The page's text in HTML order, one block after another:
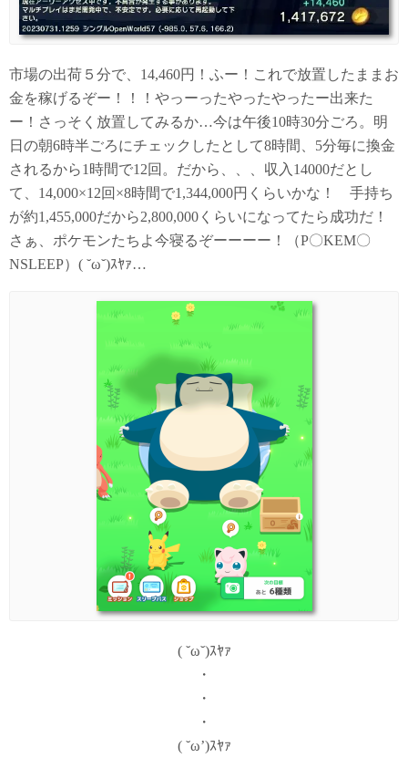
市場の出荷５分で、14,460円！ふー！これで放置したままお
金を稼げるぞー！！！やっーったやったやったー出来た
ー！さっそく放置してみるか…今は午後10時30分ごろ。明
日の朝6時半ごろにチェックしたとして8時間、5分毎に換金
されるから1時間で12回。だから、、、収入14000だとし
て、14,000×12回×8時間で1,344,000円くらいかな！ 手持ち
が約1,455,000だから2,800,000くらいになってたら成功だ！
さぁ、ポケモンたちよ今寝るぞーーーー！（P〇KEM〇
NSLEEP）( ˘ω˘)ｽﾔｧ…
( ˘ω˘)ｽﾔｧ
・
・
・
( ˘ω’)ｽﾔｧ